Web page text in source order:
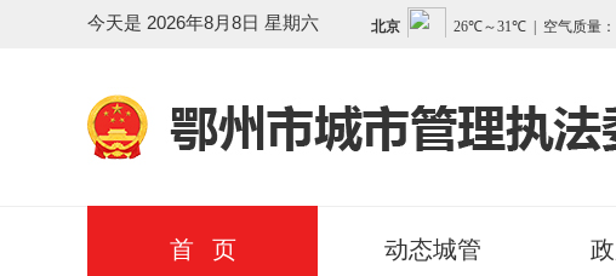
今天是 2026年8月8日 星期六
首 页 动态城管